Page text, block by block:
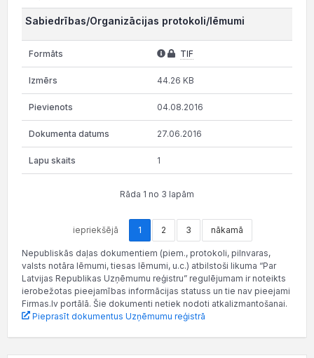
Sabiedrības/Organizācijas protokoli/lēmumi
TIF
44.26 KB
04.08.2016
27.06.2016
1
Rāda 1 no 3 lapām
iepriekšējā 1 2 3 nākamā
Nepubliskās daļas dokumentiem (piem., protokoli, pilnvaras,
valsts notāra lēmumi, tiesas lēmumi, u.c.) atbilstoši likuma “Par
Latvijas Republikas Uzņēmumu reģistru” regulējumam ir noteikts
ierobežotas pieejamības informācijas statuss un tie nav pieejami
Firmas.lv portālā. Šie dokumenti netiek nodoti atkalizmantošanai.
Pieprasīt dokumentus Uzņēmumu reģistrā